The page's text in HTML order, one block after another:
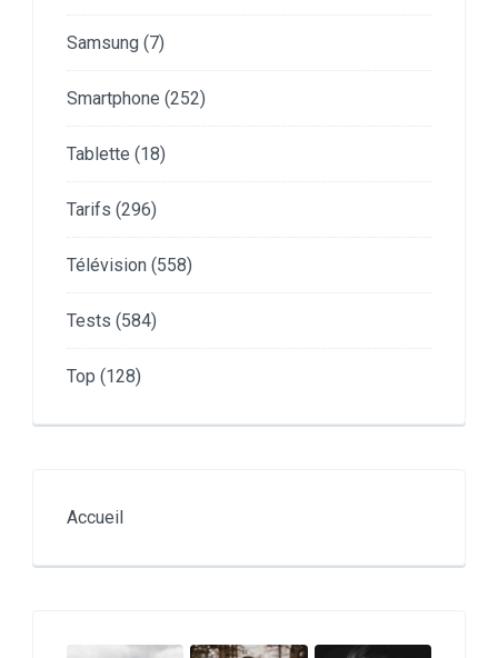
Samsung (7)
Smartphone (252)
Tablette (18)
Tarifs (296)
Télévision (558)
Tests (584)
Top (128)
Accueil